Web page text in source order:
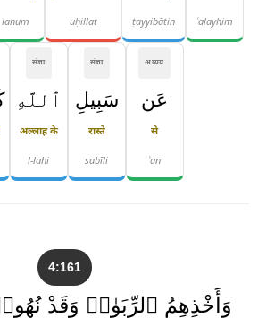
ʿalayhim
ṭayyibātin
uḥillat
lahum
अव्यय
عَن
से
ʿan
संज्ञा
سَبِيلِ
रास्ते
sabīli
संज्ञा
ٱللَّهِ
अल्लाह के
l-lahi
4:161
وَأَخْذِهِمُ ٱلرِّبَوٰا۟ وَقَدْ